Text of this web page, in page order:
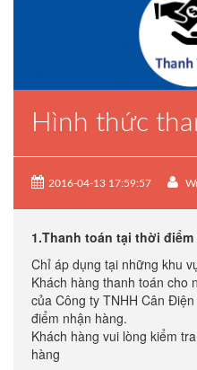
Hình thức
2016-04-13 17:59:57
1.Thanh toán tại thời
Chỉ áp dụng tại những khu
Khách hàng thanh toán cho
của Công ty TNHH Cân
điểm nhận hàng.
Khách hàng vui lòng kiểm
hàng